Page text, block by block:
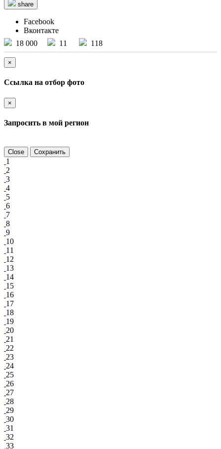
share
Facebook
Вконтакте
18 000
11 118
×
Ссылка на отбор фото
×
Запросить в мой регион
Close Сохранить
1
2
3
4
5
6
7
8
9
10
11
12
13
14
15
16
17
18
19
20
21
22
23
24
25
26
27
28
29
30
31
32
33